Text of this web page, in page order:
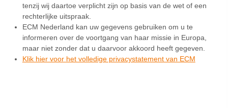
tenzij wij daartoe verplicht zijn op basis van de wet of een
rechterlijke uitspraak.
ECM Nederland kan uw gegevens gebruiken om u te
informeren over de voortgang van haar missie in Europa,
maar niet zonder dat u daarvoor akkoord heeft gegeven.
Klik hier voor het volledige privacystatement van ECM